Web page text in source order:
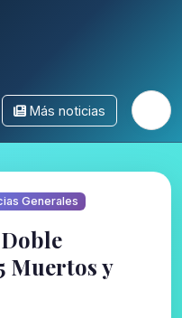
Más noticias
Generales
Muertos y